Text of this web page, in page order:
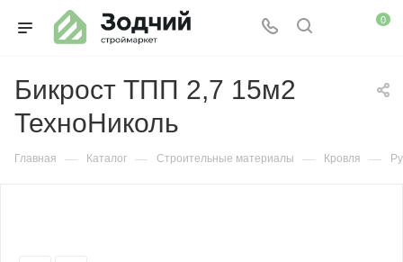
0
Бикрост ТПП 2,7 15м2
ТехноНиколь
Главная — Каталог — Строительные материалы — Кровля —